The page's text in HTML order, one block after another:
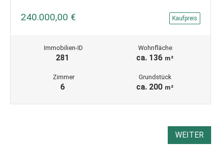
240.000,00 € Kaufpreis
Immobilien-ID
281
Wohnfläche
ca. 136 m²
Zimmer
6
Grundstück
ca. 200 m²
WEITER